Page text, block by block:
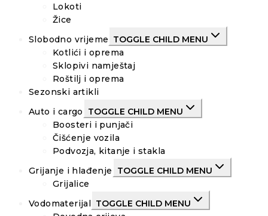
Lokoti
Žice
Slobodno vrijeme TOGGLE CHILD MENU
Kotlići i oprema
Sklopivi namještaj
Roštilj i oprema
Sezonski artikli
Auto i cargo
TOGGLE CHILD MENU
Boosteri i punjači
Čišćenje vozila
Podvozja, kitanje i stakla
Grijanje i hlađenje
TOGGLE CHILD MENU
Grijalice
Vodomaterijal TOGGLE CHILD MENU